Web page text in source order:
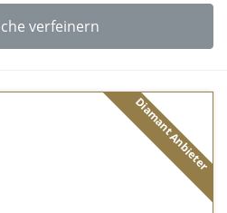
verfeinern
Diamant Anbieter